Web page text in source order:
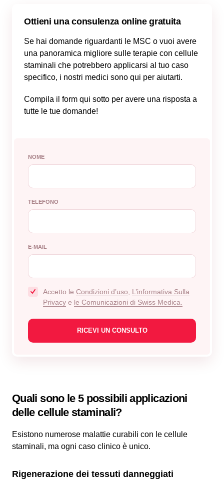
Ottieni una consulenza online gratuita
Se hai domande riguardanti le MSC o vuoi avere
una panoramica migliore sulle terapie con cellule
staminali che potrebbero applicarsi al tuo caso
specifico, i nostri medici sono qui per aiutarti.
Compila il form qui sotto per avere una risposta a
tutte le tue domande!
NOME
TELEFONO
E-MAIL
Accetto le Сondizioni d’uso
L’informativa Sulla
Privacy e le Comunicazioni di Swiss Medica.
Quali sono le 5 possibili applicazioni
delle cellule staminali?
Esistono numerose malattie curabili con le cellule
staminali, ma ogni caso clinico è unico.
Rigenerazione dei tessuti danneggiati